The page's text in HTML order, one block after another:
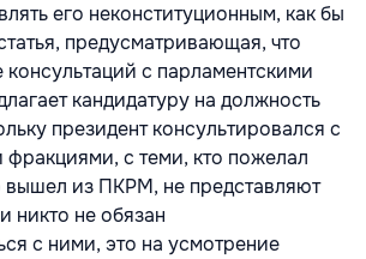
его неконституционным, как бы
предусматривающая, что
консультаций с парламентскими
кандидатуру на должность
президент консультировался с
фракциями, с теми, кто пожелал
вышел из ПКРМ, не представляют
никто не обязан
с ними, это на усмотрение